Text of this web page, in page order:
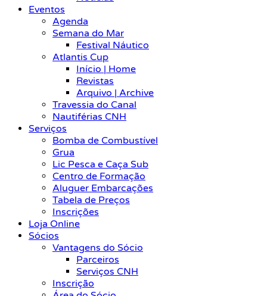
Eventos
Agenda
Semana do Mar
Festival Náutico
Atlantis Cup
Início | Home
Revistas
Arquivo | Archive
Travessia do Canal
Nautiférias CNH
Serviços
Bomba de Combustível
Grua
Lic Pesca e Caça Sub
Centro de Formação
Aluguer Embarcações
Tabela de Preços
Inscrições
Loja Online
Sócios
Vantagens do Sócio
Parceiros
Serviços CNH
Inscrição